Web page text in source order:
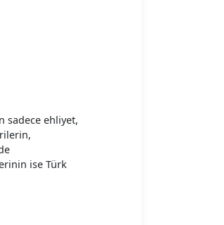
sadece ehliyet,
ise Türk